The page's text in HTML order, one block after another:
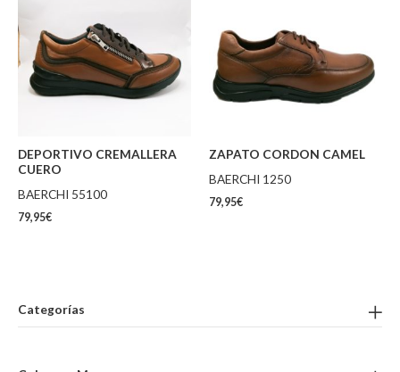
Categorías
DEPORTIVO CREMALLERA
CUERO
BAERCHI 55100
79,95€
ZAPATO CORDON CAMEL
BAERCHI 1250
79,95€